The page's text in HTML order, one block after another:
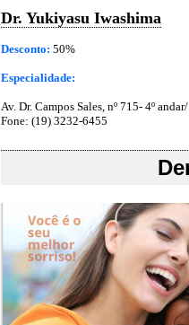
Dr. Yukiyasu Iwashima
Desconto: 50%
Especialidade:
Av. Dr. Campos Sales, nº 715- 4º
Fone: (19) 3232-6455